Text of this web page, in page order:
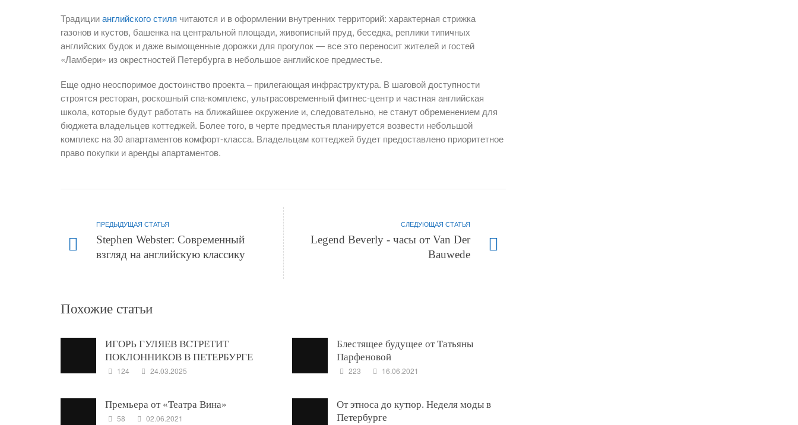
Традициианглийского стиля читаются и в оформлении внутренних территорий: характерная стрижка
газонов и кустов, башенка на центральной площади, живописный пруд, беседка, реплики типичных
английских будок и даже вымощенные дорожки для прогулок — все это переносит жителей и гостей
«Ламбери» из окрестностей Петербурга в небольшое английское предместье.
Еще одно неоспоримое достоинство проекта – прилегающая инфраструктура. В шаговой доступности
строятся ресторан, роскошный спа-комплекс, ультрасовременный фитнес-центр и частная английская
школа, которые будут работать на ближайшее окружение и, следовательно, не станут обременением для
бюджета владельцев коттеджей. Более того, в черте предместья планируется возвести небольшой
комплекс на 30 апартаментов комфорт-класса. Владельцам коттеджей будет предоставлено приоритетное
право покупки и аренды апартаментов.
ПРЕДЫДУЩАЯ СТАТЬЯ
Stephen Webster: Современный
взгляд на английскую классику
СЛЕДУЮЩАЯ СТАТЬЯ
Legend Beverly - часы от Van Der
Bauwede
Похожие статьи
ИГОРЬ ГУЛЯЕВ ВСТРЕТИТ
ПОКЛОННИКОВ В ПЕТЕРБУРГЕ
124 24.03.2025
Блестящее будущее от Татьяны
Парфеновой
223 16.06.2021
Премьера от «Театра Вина»
58 02.06.2021
От этноса до кутюр. Неделя моды в
Петербурге